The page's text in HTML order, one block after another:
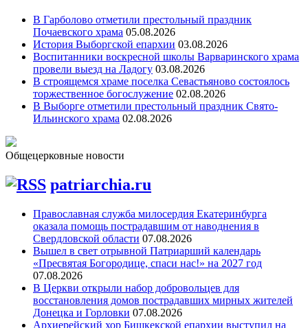
В Гарболово отметили престольный праздник
Почаевского храма 05.08.2026
История Выборгской епархии 03.08.2026
Воспитанники воскресной школы Варваринского храма
провели выезд на Ладогу 03.08.2026
В строящемся храме поселка Севастьяново состоялось
торжественное богослужение 02.08.2026
В Выборге отметили престольный праздник Свято-
Ильинского храма 02.08.2026
Общецерковные новости
patriarchia.ru
Православная служба милосердия Екатеринбурга
оказала помощь пострадавшим от наводнения в
Свердловской области 07.08.2026
Вышел в свет отрывной Патриарший календарь
«Пресвятая Богородице, спаси нас!» на 2027 год
07.08.2026
В Церкви открыли набор добровольцев для
восстановления домов пострадавших мирных жителей
Донецка и Горловки 07.08.2026
Архиерейский хор Бишкекской епархии выступил на